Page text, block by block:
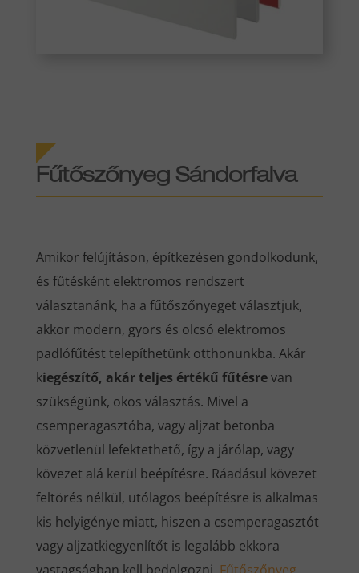
Fűtőszőnyeg Sándorfalva
Amikor felújításon, építkezésen gondolkodunk,
és fűtésként elektromos rendszert
választanánk, ha a fűtőszőnyeget választjuk,
akkor modern, gyors és olcsó elektromos
padlófűtést telepíthetünk otthonunkba. Akár
kiegészítő, akár teljes értékű fűtésrevan
szükségünk, okos választás. Mivel a
csemperagasztóba, vagy aljzat betonba
közvetlenül lefektethető, így a járólap, vagy
kövezet alá kerül beépítésre. Ráadásul kövezet
feltörés nélkül, utólagos beépítésre is alkalmas
kis helyigénye miatt, hiszen a csemperagasztót
vagy aljzatkiegyenlítőt is legalább ekkora